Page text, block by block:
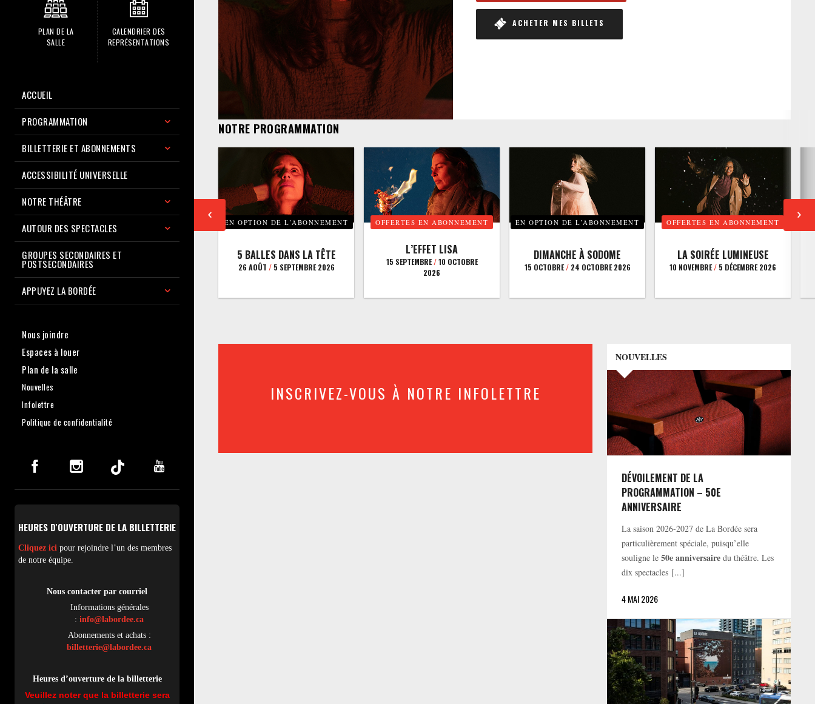
PLAN DE LA
SALLE
CALENDRIER DES
REPRÉSENTATIONS
ACCUEIL
PROGRAMMATION
BILLETTERIE ET ABONNEMENTS
ACCESSIBILITÉ UNIVERSELLE
NOTRE THÉÂTRE
AUTOUR DES SPECTACLES
GROUPES SECONDAIRES ET
POSTSECONDAIRES
APPUYEZ LA BORDÉE
Nous joindre
Espaces à louer
Plan de la salle
Nouvelles
Infolettre
Politique de confidentialité
HEURES D'OUVERTURE DE LA BILLETTERIE
Cliquez ici pour rejoindre l’un des membres
de notre équipe.
Nous contacter par courriel
Informations générales
: info@labordee.ca
Abonnements et achats :
billetterie@labordee.ca
Heures d’ouverture de la billetterie
Veuillez noter que la billetterie sera
ACHETER MES BILLETS
NOTRE PROGRAMMATION
EN OPTION DE L’ABONNEMENT
5 BALLES DANS LA TÊTE
26 AOÛT /5 SEPTEMBRE 2026
OFFERTES EN ABONNEMENT
L’EFFET LISA
15 SEPTEMBRE/10 OCTOBRE
2026
EN OPTION DE L’ABONNEMENT
DIMANCHE À SODOME
15 OCTOBRE/24 OCTOBRE 2026
OFFERTES EN ABONNEMENT
LA SOIRÉE LUMINEUSE
10 NOVEMBRE/ 5 DÉCEMBRE 2026
INSCRIVEZ-VOUS À NOTRE INFOLETTRE
NOUVELLES
DÉVOILEMENT DE LA
PROGRAMMATION – 50E
ANNIVERSAIRE
La saison 2026-2027 de La Bordée sera
particulièrement spéciale, puisqu’elle
souligne le50e anniversaire du théâtre. Les
dix spectacles [...]
4 MAI 2026